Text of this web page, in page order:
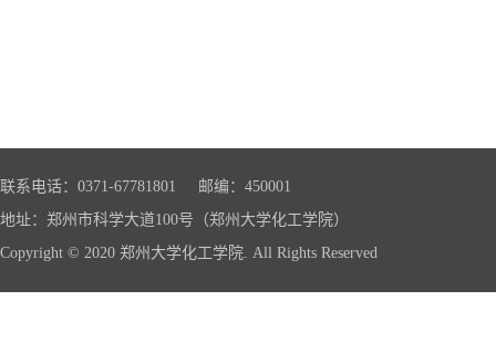
联系电话：0371-67781801 邮编：450001
地址：郑州市科学大道100号（郑州大学化工学院）
Copyright © 2020 郑州大学化工学院. All Rights Reserved